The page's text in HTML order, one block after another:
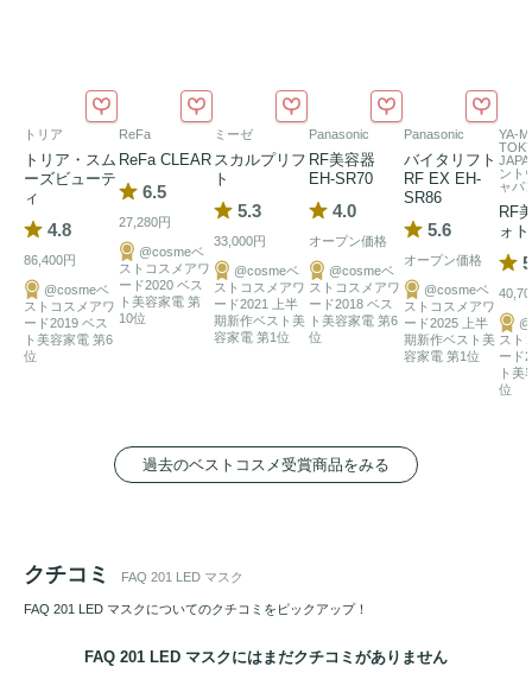
くすみ など多様な悩みにアプローチ。
赤（波長:650nm）：年齢に応じたエイジングケアに。
ハリやなめらかさが気になる方に「赤」。
緑 （波長:520nm） 乾燥くすみ・肌トーンに
乾燥によるくすんだ肌を明るい印象に。
青（波長:465nm）肌コンディションが気になる方に
皮脂バランスやテカリが気になる日や、肌がゆらぎやすい時
トリア
トリア・スム
ーズビューテ
ィ
4.8
86,400円
@cosmeベ
ストコスメアワ
ード2019 ベス
ト美容家電 第6
位
ReFa
ReFa CLEAR
6.5
27,280円
@cosmeベ
ストコスメアワ
ード2020 ベス
ト美容家電 第
10位
ミーゼ
スカルプリフ
ト
5.3
33,000円
@cosmeベ
ストコスメアワ
ード2021 上半
期新作ベスト美
容家電 第1位
Panasonic
RF美容器
EH-SR70
4.0
オープン価格
@cosmeベ
ストコスメアワ
ード2018 ベス
ト美容家電 第6
位
Panasonic
バイタリフト
RF EX EH-
SR86
5.6
オープン価格
@cosmeベ
ストコスメアワ
ード2025 上半
期新作ベスト美
容家電 第1位
YA-
ント
ャパ
RF
ォ
スト
ード
ト美
位
過去のベストコスメ受賞商品をみる
クチコミ FAQ 201 LED マスク
FAQ 201 LED マスクについてのクチコミをピックアップ！
FAQ 201 LED マスクにはまだクチコミがありません